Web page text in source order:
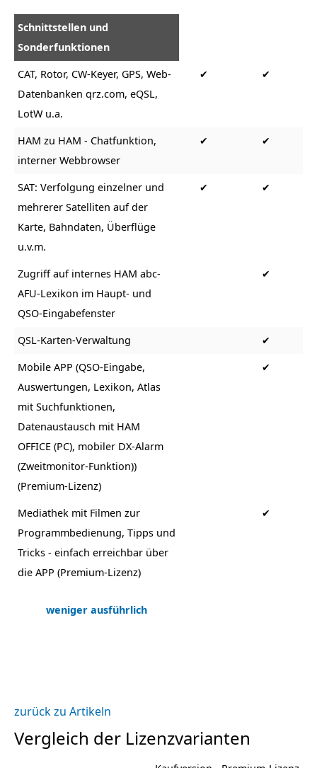
Schnittstellen und
Sonderfunktionen
CAT, Rotor, CW-Keyer, GPS, Web-
Datenbanken qrz.com, eQSL,
LotW u.a.
✔ ✔
HAM zu HAM - Chatfunktion,
interner Webbrowser
✔ ✔
SAT: Verfolgung einzelner und
mehrerer Satelliten auf der
Karte, Bahndaten, Überflüge
u.v.m.
✔ ✔
Zugriff auf internes HAM abc-
AFU-Lexikon im Haupt- und
QSO-Eingabefenster
✔
QSL-Karten-Verwaltung
✔
Mobile APP (QSO-Eingabe,
Auswertungen, Lexikon, Atlas
mit Suchfunktionen,
Datenaustausch mit HAM
OFFICE (PC), mobiler DX-Alarm
(Zweitmonitor-Funktion))
(Premium-Lizenz)
✔
Mediathek mit Filmen zur
Programmbedienung, Tipps und
Tricks - einfach erreichbar über
die APP (Premium-Lizenz)
✔
weniger ausführlich
zurück zu Artikeln
Vergleich der Lizenzvarianten